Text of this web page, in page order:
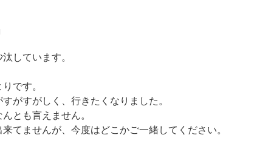
しています。
です。
がすがしく、行きたくなりました。
とも言えません。
てませんが、今度はどこかご一緒してください。